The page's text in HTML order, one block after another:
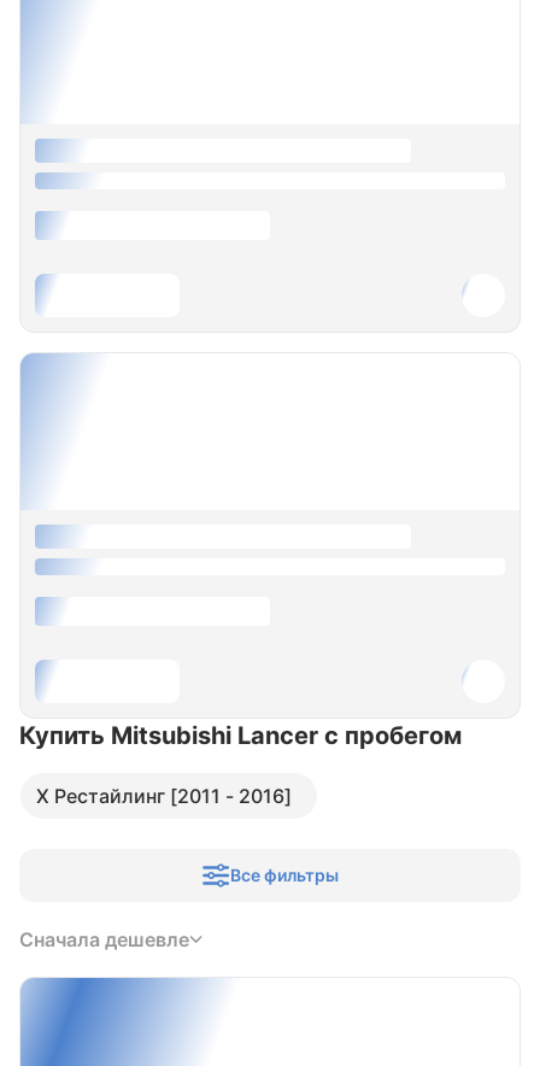
Купить Mitsubishi Lancer с пробегом
X Рестайлинг [2011 - 2016]
Все фильтры
Сначала дешевле